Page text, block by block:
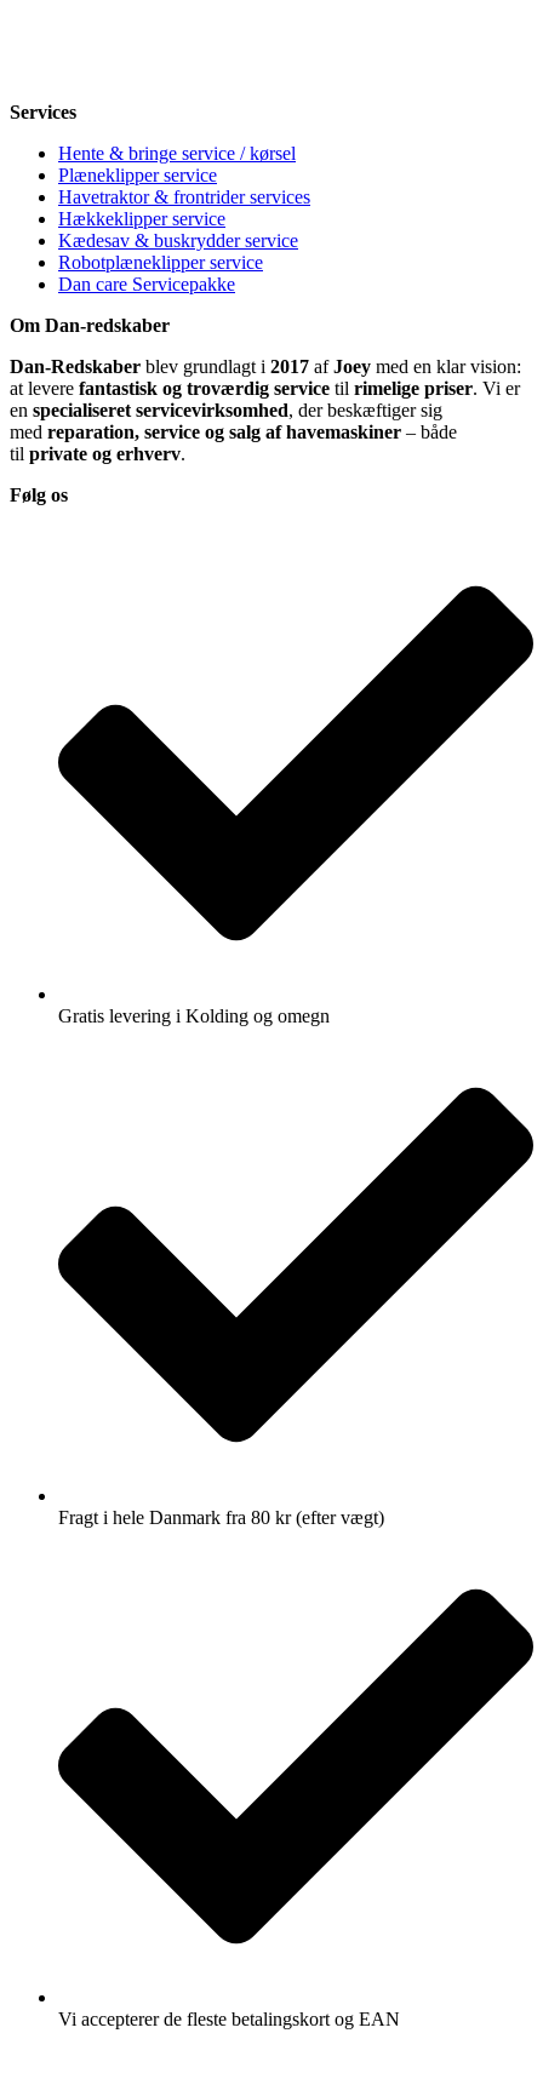
Services
Hente & bringe service / kørsel
Plæneklipper service
Havetraktor & frontrider services
Hækkeklipper service
Kædesav & buskrydder service
Robotplæneklipper service
Dan care Servicepakke
Om Dan-redskaber
Dan-Redskaber blev grundlagt i 2017 afJoey med en klar vision:
at levere fantastisk og troværdig service til rimelige priser. Vi er
en specialiseret servicevirksomhed, der beskæftiger sig
med reparation, service og salg af havemaskiner – både
til private og erhverv.
Følg os
Gratis levering i Kolding og omegn
Fragt i hele Danmark fra 80 kr (efter vægt)
Vi accepterer de fleste betalingskort og EAN